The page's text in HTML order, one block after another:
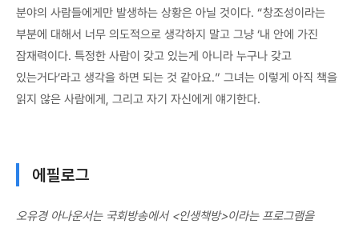
분야의 사람들에게만 발생하는 상황은 아닐 것이다. “창조성이라는
부분에 대해서 너무 의도적으로 생각하지 말고 그냥 ‘내 안에 가진
잠재력이다. 특정한 사람이 갖고 있는게 아니라 누구나 갖고
있는거다’라고 생각을 하면 되는 것 같아요.” 그녀는 이렇게 아직 책을
읽지 않은 사람에게, 그리고 자기 자신에게 얘기한다.
에필로그
오유경 아나운서는 국회방송에서 <인생책방>이라는 프로그램을